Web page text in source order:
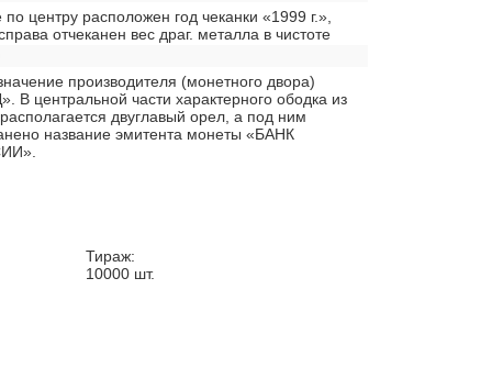
по центру расположен год чеканки «1999 г.»,
отчеканен вес драг. металла в чистоте
производителя (монетного двора)
В центральной части характерного ободка из
двуглавый орел, а под ним
название эмитента монеты «БАНК
Тираж:
10000 шт.